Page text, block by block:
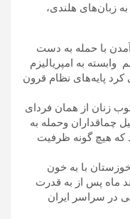
زبان‌های هلندی،
با حمله به دست
به امپریالیزم
پایه‌های نظام قرون
زنان از همان فردای
و ۲۲ بهمن با گسیل چماقداران وحمله به
که هیچ گونه ظرفیت
با به خون
‌در سال ۵۸ و تنها چند ماه پس از به قدرت
در سراسر ایران